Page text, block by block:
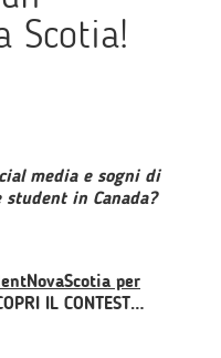
Scotia!
media e sogni di
student in Canada?
per
IL CONTEST…